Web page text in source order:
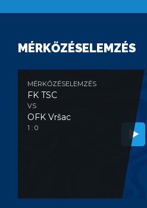
MÉRKŐZÉSELEMZÉS
MÉRKŐZÉSELEMZÉS
FK TSC
VS
OFK Vršac
1 : 0